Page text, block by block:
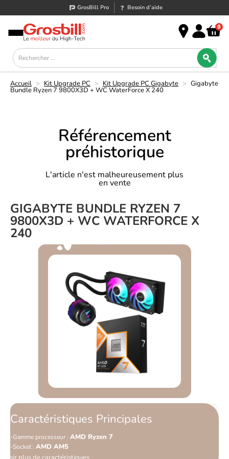
GrosBill Pro Besoin d’aide
0
Accueil > Kit Upgrade PC > Kit Upgrade PC Gigabyte > Gigabyte
Bundle Ryzen 7 9800X3D + WC WaterForce X 240
Référencement
préhistorique
L'article n'est malheureusement plus
en vente
GIGABYTE BUNDLE RYZEN 7
9800X3D + WC WATERFORCE X
240
Caractéristiques Principales
Gamme processeur : AMD Ryzen 7
Socket : AMD AM5